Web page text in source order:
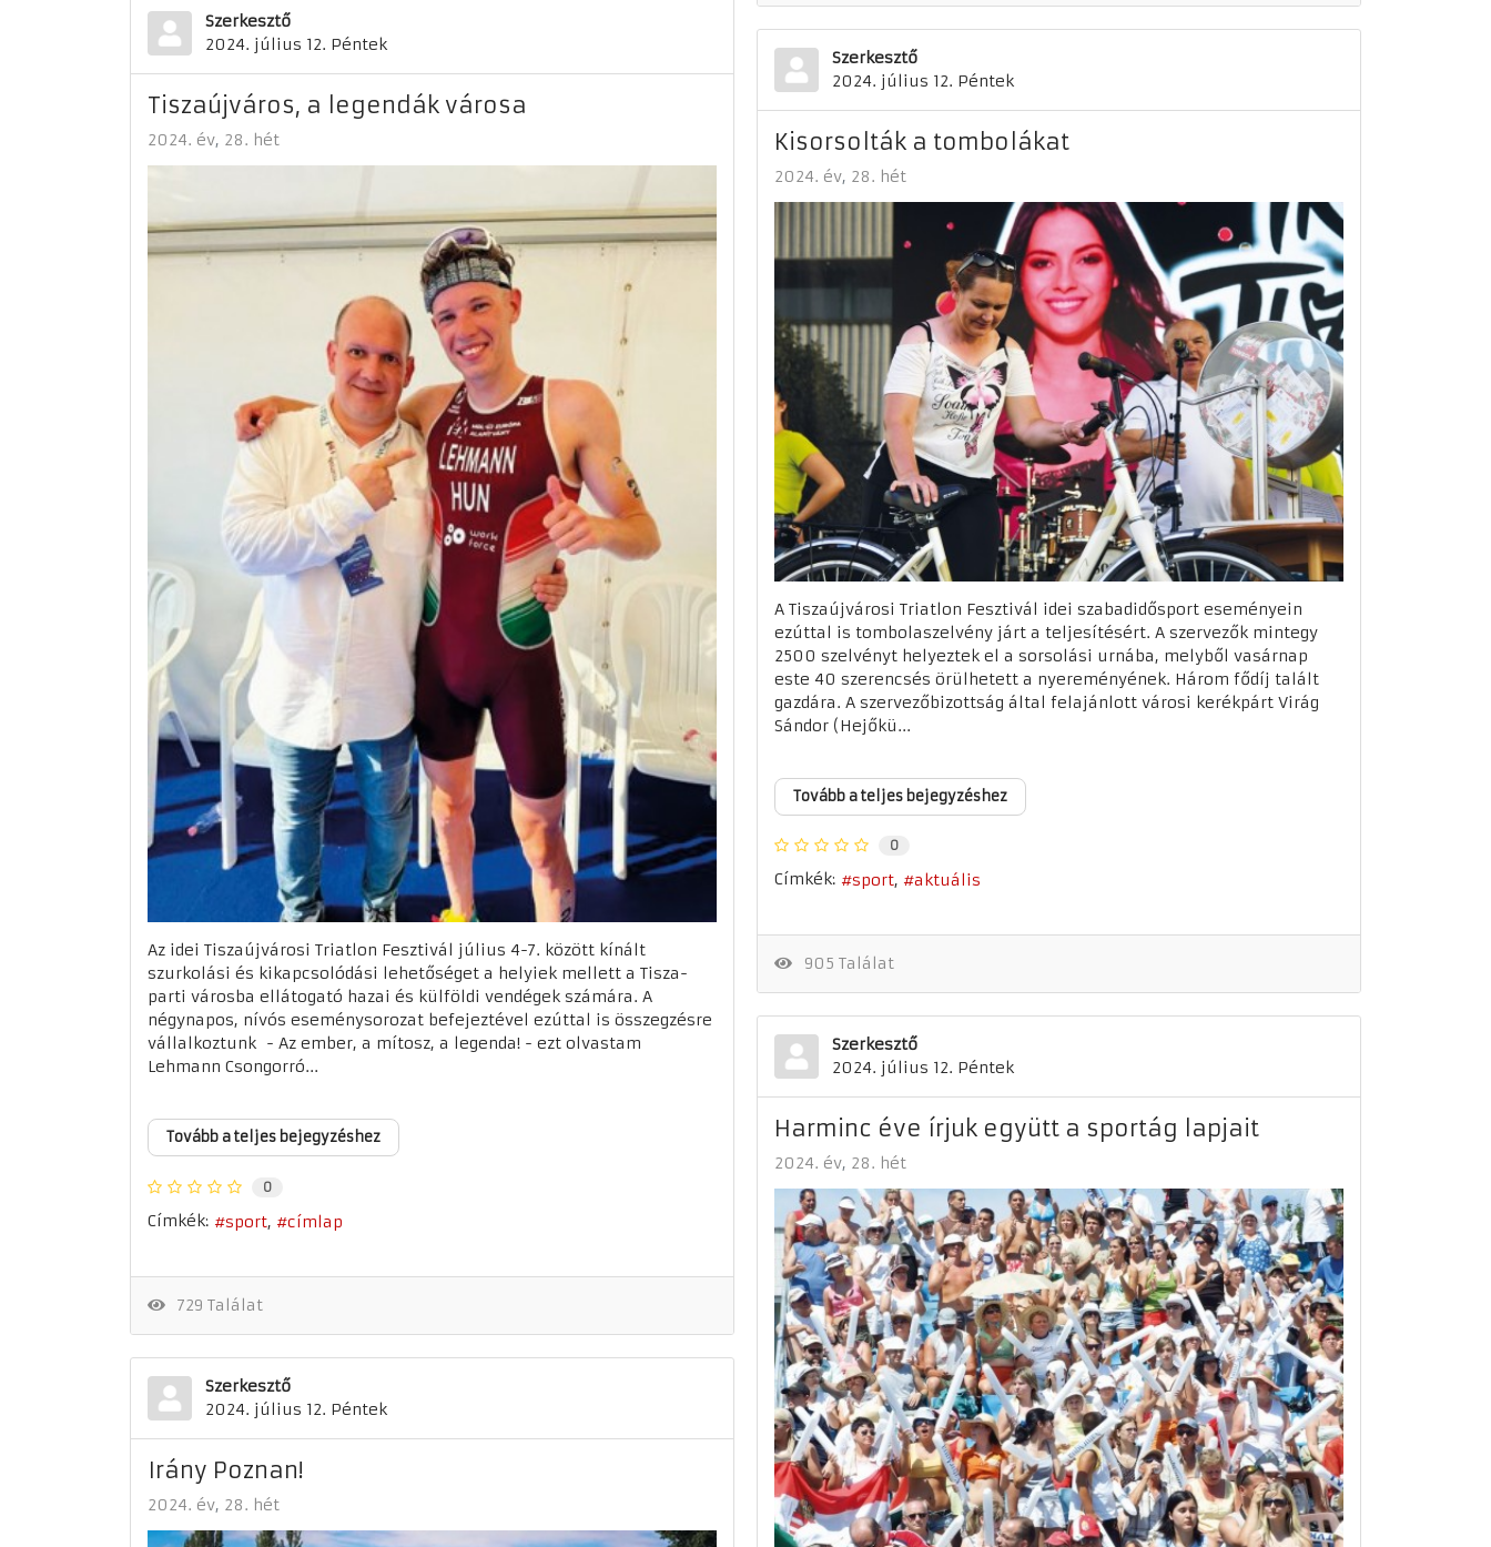
Szerkesztő
2024. július 12. Péntek
Tiszaújváros, a legendák városa
2024. év 28. hét
Az idei Tiszaújvárosi Triatlon Fesztivál július 4-7. között kínált
szurkolási és kikapcsolódási lehetőséget a helyiek mellett a Tisza-
parti városba ellátogató hazai és külföldi vendégek számára. A
négynapos, nívós eseménysorozat befejeztével ezúttal is összegzésre
vállalkoztunk - Az ember, a mítosz, a legenda! - ezt olvastam
Lehmann Csongorró...
Tovább a teljes bejegyzéshez
0
Címkék: sport címlap
729 Találat
Szerkesztő
2024. július 12. Péntek
Kisorsolták a tombolákat
2024. év 28. hét
A Tiszaújvárosi Triatlon Fesztivál idei szabadidősport eseményein
ezúttal is tombolaszelvény járt a teljesítésért. A szervezők mintegy
2500 szelvényt helyeztek el a sorsolási urnába, melyből vasárnap
este 40 szerencsés örülhetett a nyereményének. Három fődíj talált
gazdára. A szervezőbizottság által felajánlott városi kerékpárt Virág
Sándor (Hejőkü...
Tovább a teljes bejegyzéshez
0
Címkék: sport aktuális
905 Találat
Szerkesztő
2024. július 12. Péntek
Harminc éve írjuk együtt a sportág lapjait
2024. év 28. hét
Szerkesztő
2024. július 12. Péntek
Irány Poznan!
2024. év 28. hét